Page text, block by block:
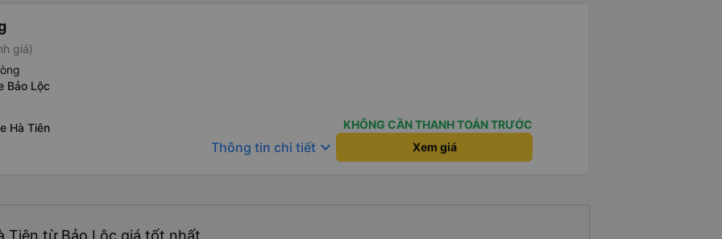
giá)
Bảo Lộc
Hà Tiên
KHÔNG CẦN THANH TOÁN TRƯỚC
Thông tin chi tiết keyboard_arrow_down Xem giá
Tiên từ Bảo Lộc giá tốt nhất